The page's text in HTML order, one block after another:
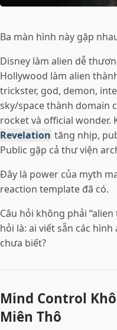
Ba màn hình này gặp
Disney làm alien dễ
Hollywood làm alien
trickster, god, demon,
sky/space thành domain
rocket và official wonder.
Revelation tăng nhịp,
Public gặp cả thư viện
Đây là power của myth
reaction template đã có.
Câu hỏi không phải
hỏi là: ai viết sẵn các
chưa biết?
Mind Control
Miên Thô